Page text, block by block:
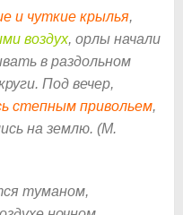
и чуткие крылья,
воздух, орлы начали
в раздольном
Под вечер,
степным привольем,
на землю. (М.
туманом,